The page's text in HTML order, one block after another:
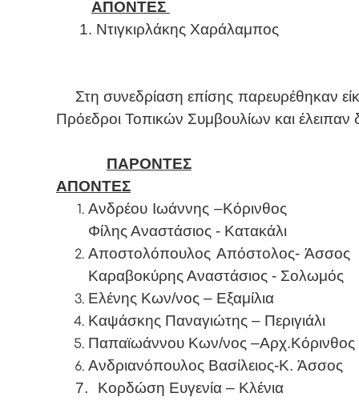
ΑΠΟΝΤΕΣ
1. Ντιγκιρλάκης Χαράλαμπος
Στη συνεδρίαση επίσης παρευρέθηκαν
Πρόεδροι Τοπικών Συμβουλίων και έλειπαν
ΠΑΡΟΝΤΕΣ
ΑΠΟΝΤΕΣ
Ανδρέου Ιωάννης
Φίλης Αναστάσιος - Κατακάλι
Αποστολόπουλος Απόστολος-
Καραβοκύρης Αναστάσιος - Σολωμός
Ελένης Κων/νος – Εξαμίλια
Καψάσκης Παναγιώτης – Περιγιάλι
Παπαϊωάννου Κων/νος –Αρχ.Κόρινθος
Ανδριανόπουλος Βασίλειος-K. Άσσος
7.
Κορδώση Ευγενία – Κλένια